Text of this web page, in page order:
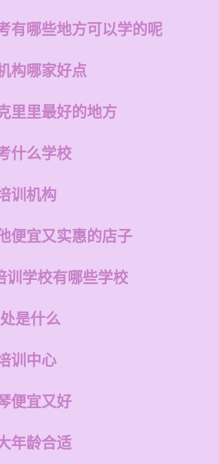
有哪些地方可以学的呢
构哪家好点
里里最好的地方
什么学校
训机构
便宜又实惠的店子
训学校有哪些学校
是什么
训中心
便宜又好
年龄合适